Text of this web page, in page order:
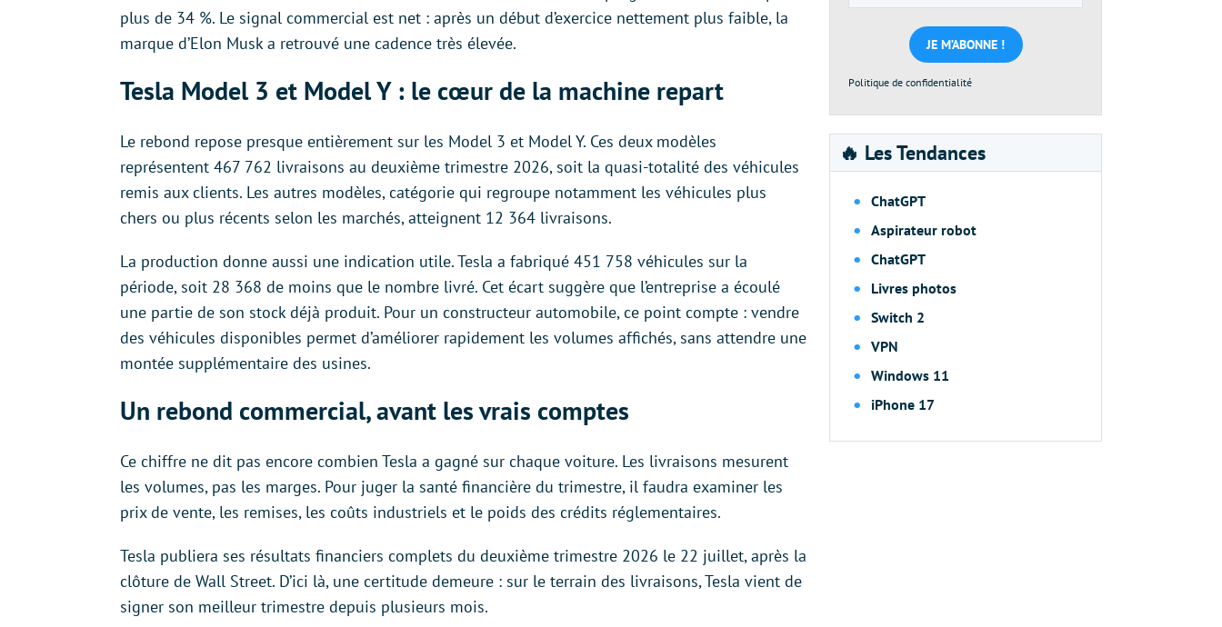
plus de 34 %. Le signal commercial est net : après un début d’exercice nettement plus faible, la
marque d’Elon Musk a retrouvé une cadence très élevée.
Tesla Model 3 et Model Y : le cœur de la machine repart
Le rebond repose presque entièrement sur les Model 3 et Model Y. Ces deux modèles
représentent 467 762 livraisons au deuxième trimestre 2026, soit la quasi-totalité des véhicules
remis aux clients. Les autres modèles, catégorie qui regroupe notamment les véhicules plus
chers ou plus récents selon les marchés, atteignent 12 364 livraisons.
La production donne aussi une indication utile. Tesla a fabriqué 451 758 véhicules sur la
période, soit 28 368 de moins que le nombre livré. Cet écart suggère que l’entreprise a écoulé
une partie de son stock déjà produit. Pour un constructeur automobile, ce point compte : vendre
des véhicules disponibles permet d’améliorer rapidement les volumes affichés, sans attendre une
montée supplémentaire des usines.
Un rebond commercial, avant les vrais comptes
Ce chiffre ne dit pas encore combien Tesla a gagné sur chaque voiture. Les livraisons mesurent
les volumes, pas les marges. Pour juger la santé financière du trimestre, il faudra examiner les
prix de vente, les remises, les coûts industriels et le poids des crédits réglementaires.
Tesla publiera ses résultats financiers complets du deuxième trimestre 2026 le 22 juillet, après la
clôture de Wall Street. D’ici là, une certitude demeure : sur le terrain des livraisons, Tesla vient de
signer son meilleur trimestre depuis plusieurs mois.
e-
mail
*
Politique de confidentialité
🔥 Les Tendances
ChatGPT
Aspirateur robot
ChatGPT
Livres photos
Switch 2
VPN
Windows 11
iPhone 17